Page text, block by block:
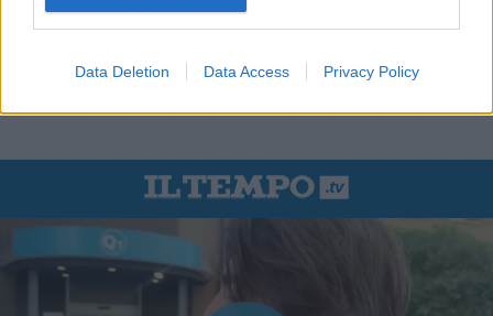
Data Deletion Data Access Privacy Policy